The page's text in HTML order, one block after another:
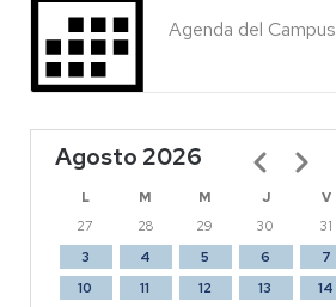
Agenda del Campus
Agosto 2026
L M M J V
27
28 29 30 31
3
4 5 6 7
10
11 12 13 14
Paginación